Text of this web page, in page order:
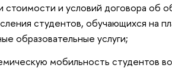
стоимости и условий договора об
студентов, обучающихся на
образовательные услуги;
мобильность студентов